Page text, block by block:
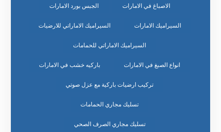
الاصباغ في الامارات الجبس بورد الامارات
السيراميك الامارات السيراميك الاماراتي للارضيات
السيراميك الاماراتي للحمامات
انواع الصبغ في الامارات باركيه خشب في الامارات
تركيب ارضيات باركية مع عزل صوتي
تسليك مجاري الحمامات
تسليك مجاري الصرف الصحي